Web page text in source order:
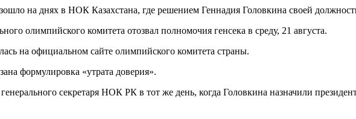
на днях в НОК Казахстана, где решением Геннадия Головкина своей
олимпийского комитета отозвал полномочия генсека в среду, 21 августа.
на официальном сайте олимпийского комитета страны.
формулировка «утрата доверия».
секретаря НОК РК в тот же день, когда Головкина назначили